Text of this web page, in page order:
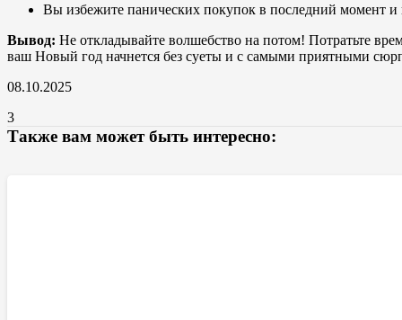
Вы избежите панических покупок в последний момент и
Вывод: Не откладывайте волшебство на потом! Потратьте
ваш Новый год начнется без суеты и с самыми приятными
08.10.2025
3
Также вам может быть интересно: